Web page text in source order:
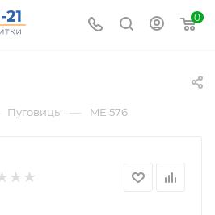
0
Пуговицы — ME 576